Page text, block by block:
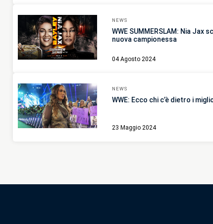
NEWS
WWE SUMMERSLAM: Nia Jax
nuova campionessa
04 Agosto 2024
NEWS
WWE: Ecco chi c’è dietro i
23 Maggio 2024